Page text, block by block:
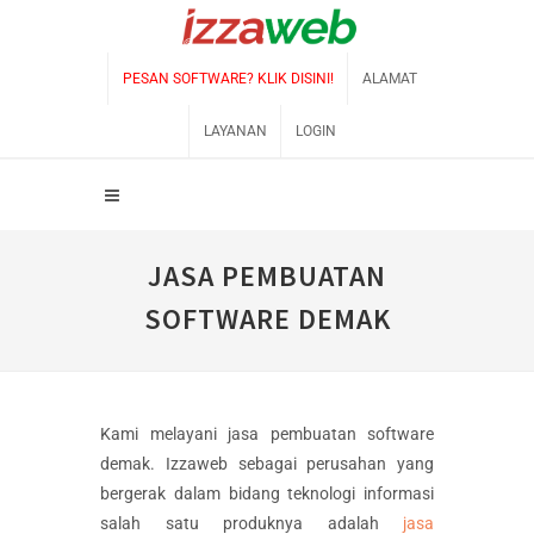
PESAN SOFTWARE? KLIK DISINI! ALAMAT
LAYANAN LOGIN
JASA PEMBUATAN
SOFTWARE DEMAK
Kami melayani jasa pembuatan software
demak. Izzaweb sebagai perusahan yang
bergerak dalam bidang teknologi informasi
salah satu produknya adalah jasa